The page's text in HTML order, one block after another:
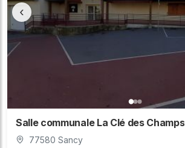
‹
Salle communale La Clé des Champs
77580 Sancy